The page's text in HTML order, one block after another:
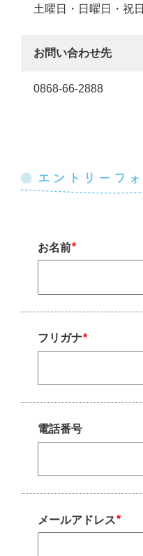
土曜日・日曜日・祝日
お問い合わせ先
0868-66-2888
お名前*
フリガナ*
電話番号
メールアドレス*